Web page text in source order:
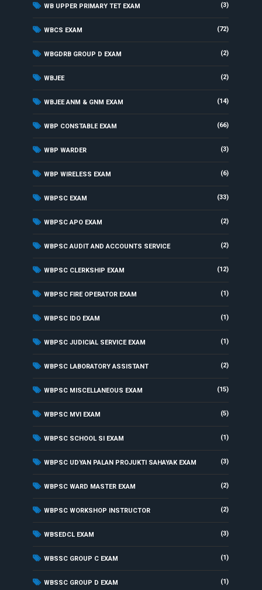
WB UPPER PRIMARY TET EXAM (3)
WBCS EXAM (72)
WBGDRB GROUP D EXAM (2)
WBJEE (2)
WBJEE ANM & GNM EXAM (14)
WBP CONSTABLE EXAM (66)
WBP WARDER (3)
WBP WIRELESS EXAM (6)
WBPSC EXAM (33)
WBPSC APO EXAM (2)
WBPSC AUDIT AND ACCOUNTS SERVICE (2)
WBPSC CLERKSHIP EXAM (12)
WBPSC FIRE OPERATOR EXAM (1)
WBPSC IDO EXAM (1)
WBPSC JUDICIAL SERVICE EXAM (1)
WBPSC LABORATORY ASSISTANT (2)
WBPSC MISCELLANEOUS EXAM (15)
WBPSC MVI EXAM (5)
WBPSC SCHOOL SI EXAM (1)
WBPSC UDYAN PALAN PROJUKTI SAHAYAK EXAM (3)
WBPSC WARD MASTER EXAM (2)
WBPSC WORKSHOP INSTRUCTOR (2)
WBSEDCL EXAM (3)
WBSSC GROUP C EXAM (1)
WBSSC GROUP D EXAM (1)